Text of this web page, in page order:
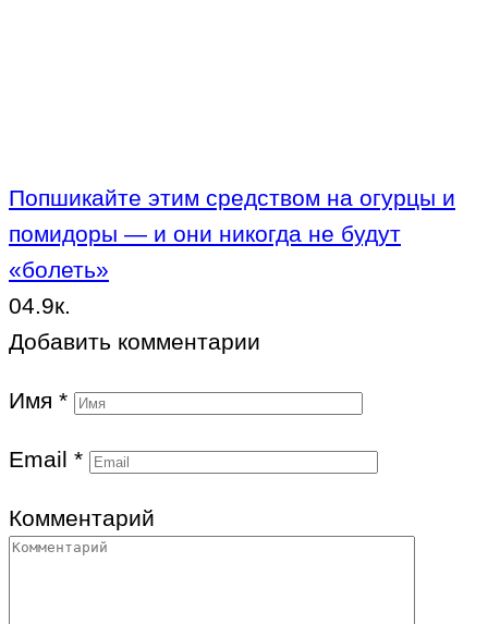
Попшикайте этим средством на огурцы и
помидоры — и они никогда не будут
«болеть»
04.9к.
Добавить комментарии
Имя *
Email *
Комментарий